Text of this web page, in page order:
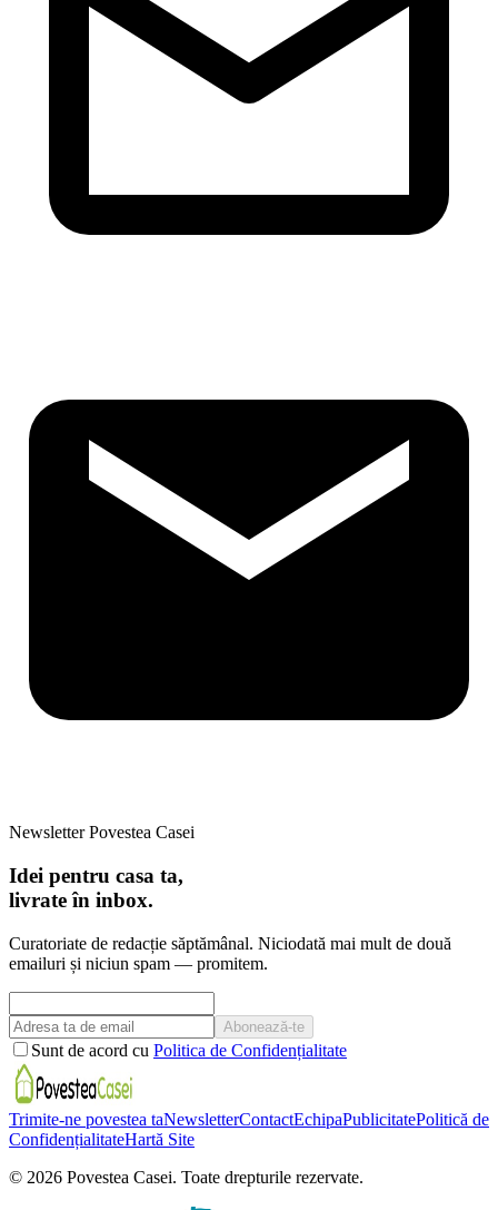
Newsletter Povestea Casei
Idei pentru casa ta,
livrate în inbox.
Curatoriate de redacție săptămânal. Niciodată mai mult de două
emailuri și niciun spam — promitem.
Abonează-te
Sunt de acord cu Politica de Confidențialitate
Trimite-ne povestea taNewsletterContactEchipaPublicitatePolitică de
ConfidențialitateHartă Site
© 2026 Povestea Casei. Toate drepturile rezervate.